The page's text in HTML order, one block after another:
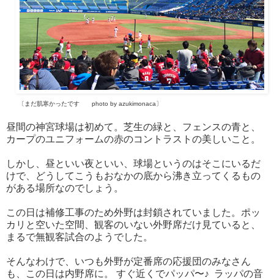
〔 まだ肌寒かったです photo by azukimonaca〕
昼間の神宮球場は初めて。芝生の緑と、フェンスの青と、
カープのユニフォームの赤のコントラストの美しいこと。
しかし、昼といい夜といい、球場というのはそこにいるだ
けで、どうしてこうもおなかの底から沸き立ってくるもの
がある場所なのでしょう。
この日は補修工事のため外野は封鎖されていました。ポッ
カリと空いた空間、観客のいない外野席だけ見ていると、
まるで無観客試合のようでした。
そんなわけで、いつも外野が定番席の応援団のみなさん
も、この日は内野席に。 すぐ近くでパッパ〜♪ ラッパの音